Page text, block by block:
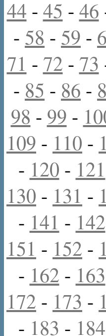
44 - 45 - 46
- 58 - 59 -
71 - 72 - 73
- 85 - 86 -
98 - 99 -
109 - 110 -
- 120 - 121
130 - 131 -
- 141 - 142
151 - 152 -
- 162 - 163
172 - 173 -
- 183 - 184